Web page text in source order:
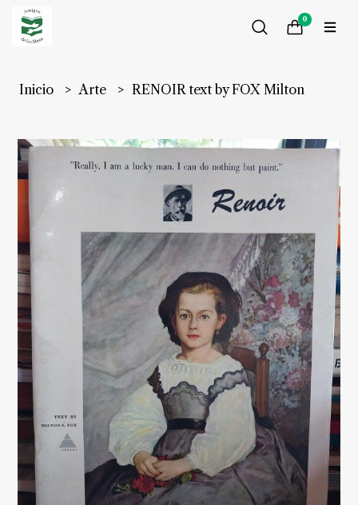
0
Inicio Arte RENOIR text by FOX Milton